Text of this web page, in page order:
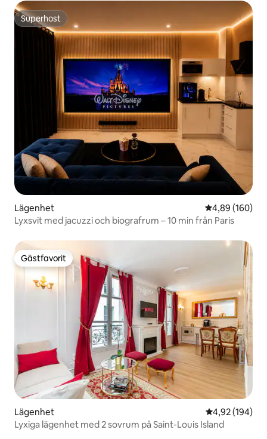
Superhost
Superhost
Lägenhet 4,89 av 5 i
4,89 (160)
Lyxsvit med jacuzzi och biografrum – 10 min från Paris
Gästfavorit
Gästfavorit
Lägenhet 4,92 av 5 i
4,92 (194)
Lyxiga lägenhet med 2 sovrum på Saint-Louis Island